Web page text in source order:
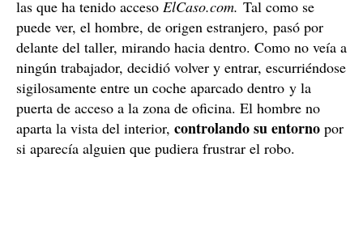
las que ha tenido acceso ElCaso.com. Tal como se
puede ver, el hombre, de origen estranjero, pasó por
delante del taller, mirando hacia dentro. Como no veía a
ningún trabajador, decidió volver y entrar, escurriéndose
sigilosamente entre un coche aparcado dentro y la
puerta de acceso a la zona de oficina. El hombre no
aparta la vista del interior, controlando su entorno por
si aparecía alguien que pudiera frustrar el robo.